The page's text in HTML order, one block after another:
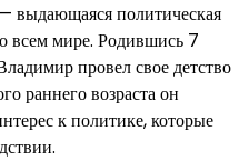
политическая
всем мире. Родившись 7
провел свое детство
раннего возраста он
к политике, которые